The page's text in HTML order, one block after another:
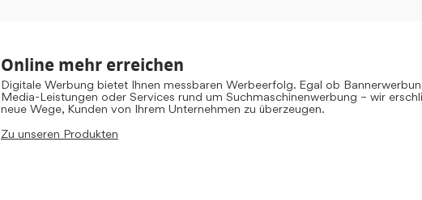
Online mehr erreichen
Digitale Werbung bietet Ihnen messbaren Werbeerfolg. Egal ob
Media-Leistungen oder Services rund um Suchmaschinenwerbung – wir
neue Wege, Kunden von Ihrem Unternehmen zu überzeugen.
Zu unseren Produkten